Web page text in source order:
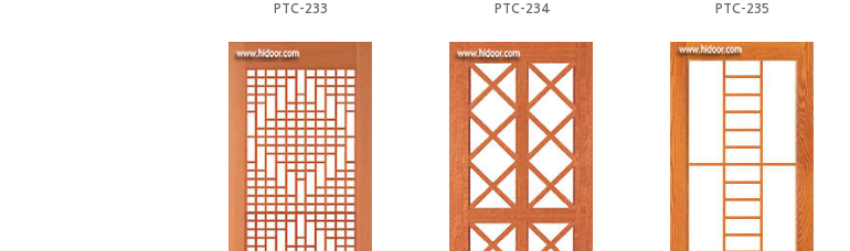
PTC-233 PTC-234 PTC-235